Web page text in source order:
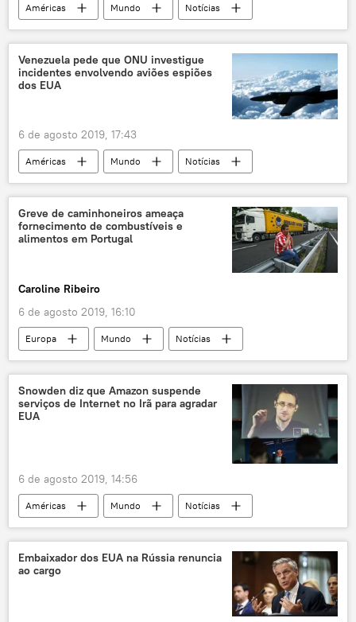
Américas Mundo
Notícias
Venezuela
Grupo de Lima
Rússia
Notícias do Brasil
EUA
Venezuela pede que ONU investigue
incidentes envolvendo aviões espiões
dos EUA
6 de agosto 2019, 17:43
Américas Mundo
Notícias
Venezuela
aviões
espiões
militar
EUA ONU
Greve de caminhoneiros ameaça
fornecimento de combustíveis e
alimentos em Portugal
Caroline Ribeiro
6 de agosto 2019, 16:10
Europa Mundo
Notícias
Portugal
greve caminhoneiros
Snowden diz que Amazon suspende
serviços de Internet no Irã para agradar
EUA
6 de agosto 2019, 14:56
Américas Mundo
Notícias
Oriente Médio e África
Jeff Bezos
Irã
EUA
Embaixador dos EUA na Rússia renuncia
ao cargo